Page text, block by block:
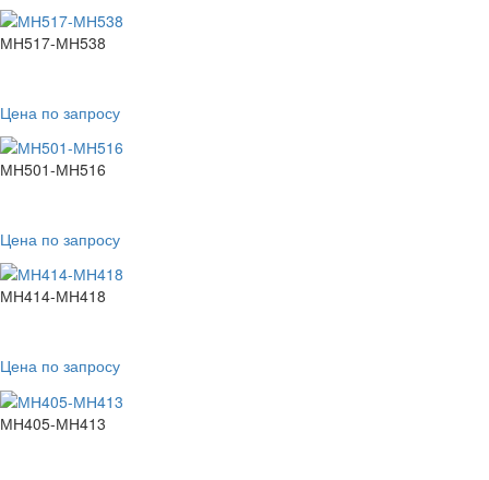
МН517-МН538
Цена по запросу
МН501-МН516
Цена по запросу
МН414-МН418
Цена по запросу
МН405-МН413